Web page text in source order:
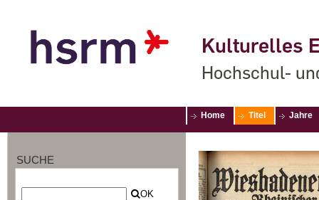
Kulturelles
Hochschul-
Home Titel Jahre
SUCHE
OK